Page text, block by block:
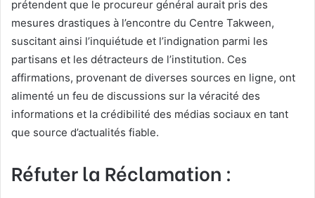
prétendent que le procureur général aurait pris des
mesures drastiques à l’encontre du Centre Takween,
suscitant ainsi l’inquiétude et l’indignation parmi les
partisans et les détracteurs de l’institution. Ces
affirmations, provenant de diverses sources en ligne, ont
alimenté un feu de discussions sur la véracité des
informations et la crédibilité des médias sociaux en tant
que source d’actualités fiable.
Réfuter la Réclamation :